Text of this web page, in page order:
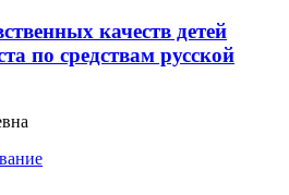
качеств детей
по средствам русской